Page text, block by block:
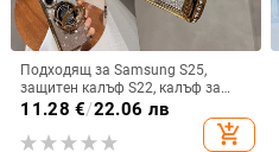
Подходящ за Samsung S25,
защитен калъф S22, калъф за
мобилен телефон Edge Drill, S24,
прозрачен магнитен държач със
стрази A56, брокат против
11.28 €/22.06 лв
add_shopping_cart